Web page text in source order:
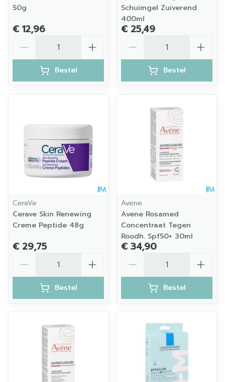
50g
€ 12,96
Bestel
Schuimgel Zuiverend
400ml
€ 25,49
Bestel
CeraVe
Cerave Skin Renewing
Creme Peptide 48g
€ 29,75
Bestel
Avene
Avene Rosamed
Concentraat Tegen
Roodh. Spf50+ 30ml
€ 34,90
Bestel